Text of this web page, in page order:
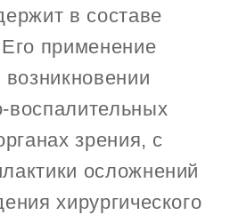
в составе
применение
воспалительных
зрения, с
осложнений
хирургического